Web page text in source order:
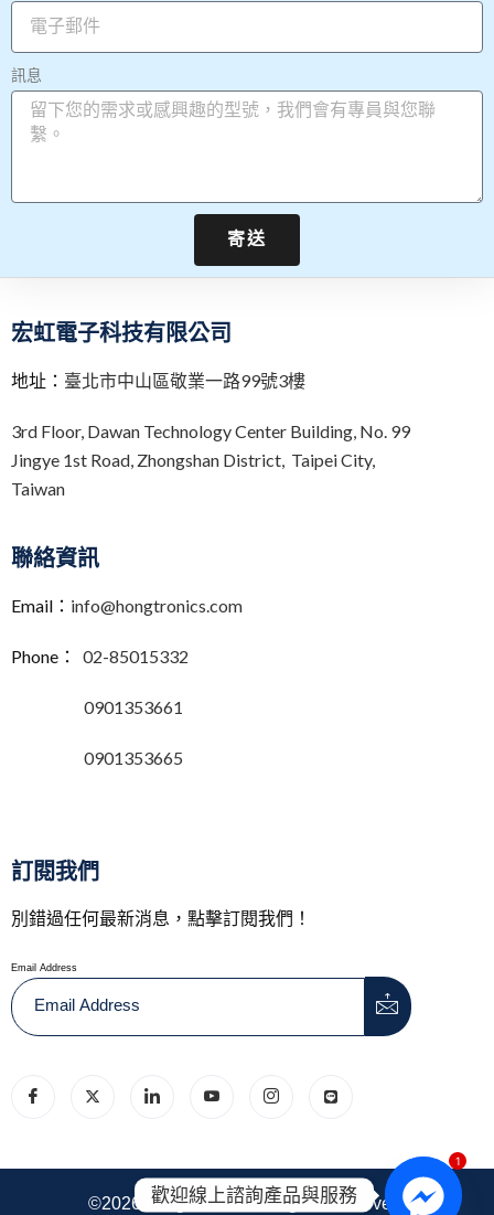
訊息
寄送
A
t
e
r
n
t
i
v
宏虹電子科技有限公司
地址： 臺北市中山區敬業一路99號3樓
3rd Floor, Dawan Technology Center Building, No. 99
Jingye 1st Road, Zhongshan District, Taipei City,
Taiwan
聯絡資訊
Email： info@hongtronics.com
Phone： 02-85015332
0901353661
0901353665
訂閱我們
別錯過任何最新消息，點擊訂閱我們！
Email Address
©2026.hongtronics. All Rights Reserved.
1
歡迎線上諮詢產品與服務